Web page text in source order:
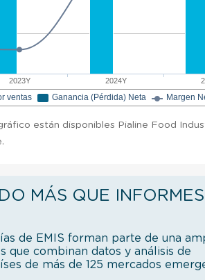
2023Y 2024Y
ventas Ganancia (Pérdida) Neta Margen
están disponibles Pialine Food
MÁS QUE
de EMIS forman parte de una
que combinan datos y análisis de
de más de 125 mercados